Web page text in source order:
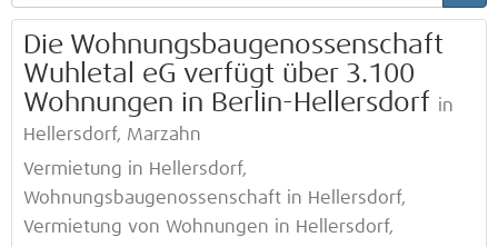
Die Wohnungsbaugenossenschaft
Wuhletal eG verfügt über 3.100
Wohnungen in Berlin-Hellersdorf in
Hellersdorf, Marzahn
Vermietung in Hellersdorf,
Wohnungsbaugenossenschaft in Hellersdorf,
Vermietung von Wohnungen in Hellersdorf,